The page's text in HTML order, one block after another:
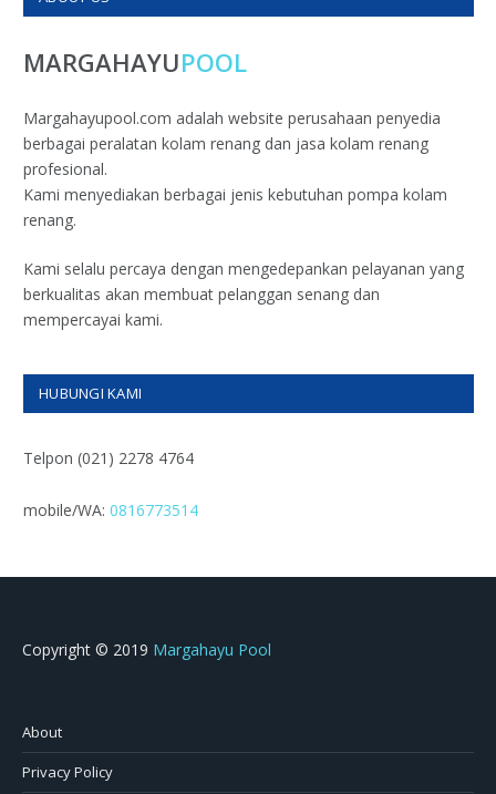
MARGAHAYUPOOL
Margahayupool.com adalah website perusahaan penyedia
berbagai peralatan kolam renang dan jasa kolam renang
profesional.
Kami menyediakan berbagai jenis kebutuhan pompa kolam
renang.
Kami selalu percaya dengan mengedepankan pelayanan yang
berkualitas akan membuat pelanggan senang dan
mempercayai kami.
HUBUNGI KAMI
Telpon (021) 2278 4764
mobile/WA: 0816773514
Copyright © 2019 Margahayu Pool
About
Privacy Policy